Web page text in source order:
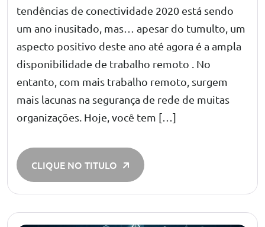
tendências de conectividade 2020 está sendo
um ano inusitado, mas… apesar do tumulto, um
aspecto positivo deste ano até agora é a ampla
disponibilidade de trabalho remoto . No
entanto, com mais trabalho remoto, surgem
mais lacunas na segurança de rede de muitas
organizações. Hoje, você tem […]
CLIQUE NO TITULO